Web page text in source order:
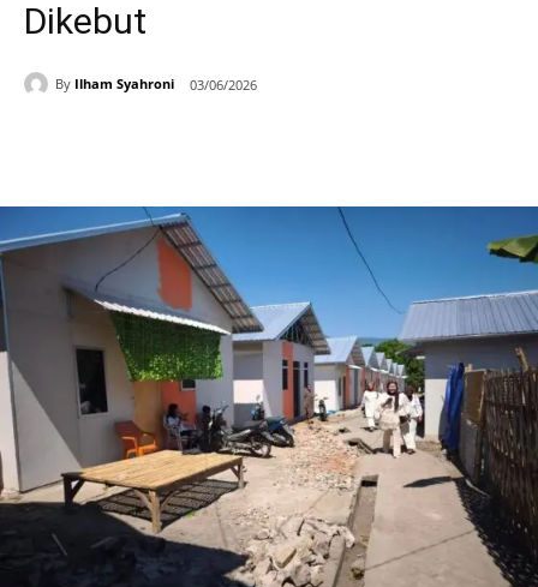
Dikebut
By Ilham Syahroni 03/06/2026